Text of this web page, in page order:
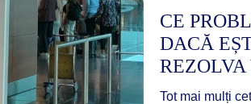
CE
DACĂ
Tot mai mulți